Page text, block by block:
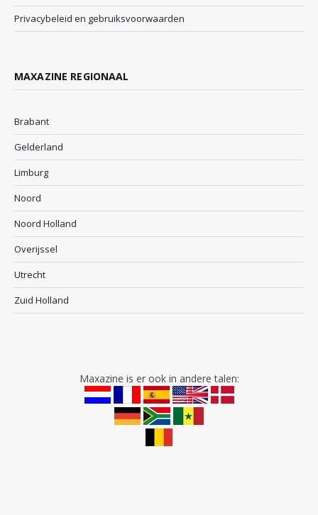
Privacybeleid en gebruiksvoorwaarden
MAXAZINE REGIONAAL
Brabant
Gelderland
Limburg
Noord
Noord Holland
Overijssel
Utrecht
Zuid Holland
Maxazine is er ook in andere talen: